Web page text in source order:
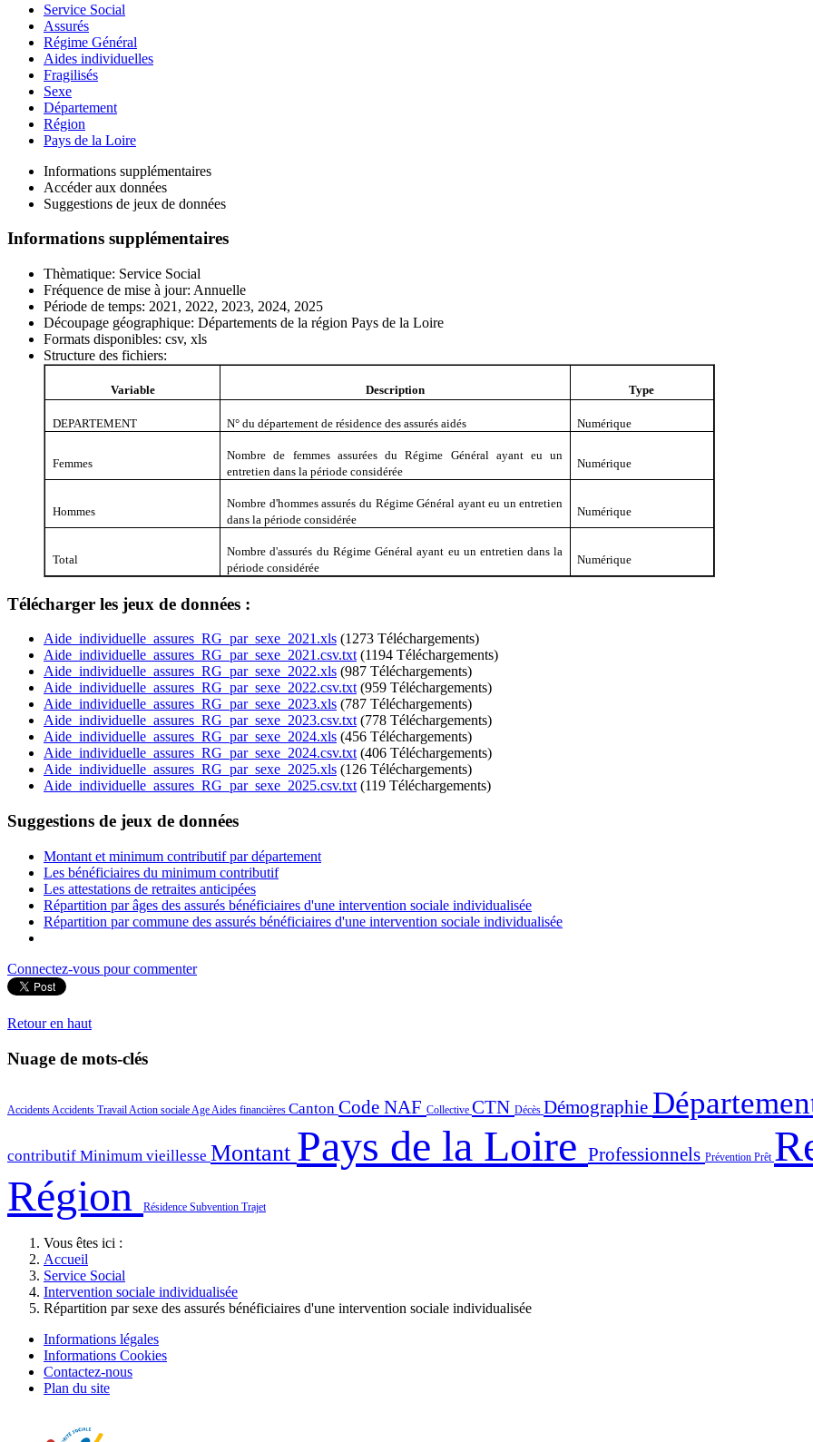
Service Social
Assurés
Régime Général
Aides individuelles
Fragilisés
Sexe
Département
Région
Pays de la Loire
Informations supplémentaires
Accéder aux données
Suggestions de jeux de données
Informations supplémentaires
Thèmatique: Service Social
Fréquence de mise à jour: Annuelle
Période de temps: 2021, 2022, 2023, 2024, 2025
Découpage géographique: Départements de la région Pays de la Loire
Formats disponibles: csv, xls
Structure des fichiers:
Variable Description Type
DEPARTEMENT N° du département de résidence des assurés aidés Numérique
Femmes
Nombre de femmes assurées du Régime Général ayant eu un
entretien dans la période considérée
Numérique
Hommes
Nombre d'hommes assurés du Régime Général ayant eu un entretien
dans la période considérée
Numérique
Total
Nombre d'assurés du Régime Général ayant eu un entretien dans la
période considérée
Numérique
Télécharger les jeux de données :
Aide_individuelle_assures_RG_par_sexe_2021.xls (1273 Téléchargements)
Aide_individuelle_assures_RG_par_sexe_2021.csv.txt (1194 Téléchargements)
Aide_individuelle_assures_RG_par_sexe_2022.xls (987 Téléchargements)
Aide_individuelle_assures_RG_par_sexe_2022.csv.txt (959 Téléchargements)
Aide_individuelle_assures_RG_par_sexe_2023.xls (787 Téléchargements)
Aide_individuelle_assures_RG_par_sexe_2023.csv.txt (778 Téléchargements)
Aide_individuelle_assures_RG_par_sexe_2024.xls (456 Téléchargements)
Aide_individuelle_assures_RG_par_sexe_2024.csv.txt (406 Téléchargements)
Aide_individuelle_assures_RG_par_sexe_2025.xls (126 Téléchargements)
Aide_individuelle_assures_RG_par_sexe_2025.csv.txt (119 Téléchargements)
Suggestions de jeux de données
Montant et minimum contributif par département
Les bénéficiaires du minimum contributif
Les attestations de retraites anticipées
Répartition par âges des assurés bénéficiaires d'une intervention sociale individualisée
Répartition par commune des assurés bénéficiaires d'une intervention sociale individualisée
Connectez-vous pour commenter
Retour en haut
Nuage de mots-clés
AccidentsAccidents TravailAction socialeAgeAides financières Canton Code NAF Collective CTN Décès Démographie
contributif Minimum vieillesse Montant Pays de la Loire Professionnels Prévention Prêt
Région
Résidence Subvention Trajet
Vous êtes ici :
Accueil
Service Social
Intervention sociale individualisée
Répartition par sexe des assurés bénéficiaires d'une intervention sociale individualisée
Informations légales
Informations Cookies
Contactez-nous
Plan du site